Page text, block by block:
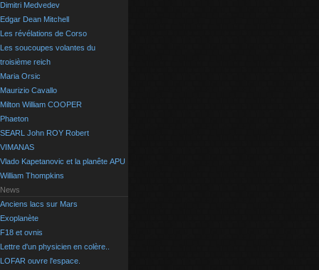
Dimitri Medvedev
Edgar Dean Mitchell
Les révélations de Corso
Les soucoupes volantes du
troisième reich
Maria Orsic
Maurizio Cavallo
Milton William COOPER
Phaeton
SEARL John ROY Robert
VIMANAS
Vlado Kapetanovic et la planête APU
William Thompkins
News
Anciens lacs sur Mars
Exoplanète
F18 et ovnis
Lettre d'un physicien en colère..
LOFAR ouvre l'espace.